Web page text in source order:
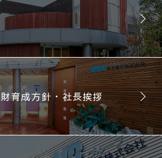
育成方針・社長挨拶